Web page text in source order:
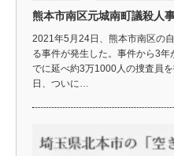
熊本市南区元城南町議殺人
2021年5月24日、熊本市南区の
る事件が発生した。事件から3
でに延べ約3万1000人の捜査員
日、ついに…